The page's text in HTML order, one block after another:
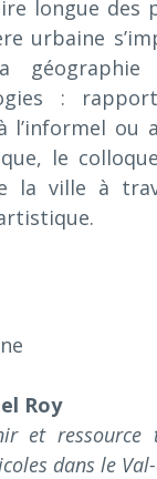
longue des
urbaine
géographie
:
ou
le
la ville à
Roy
et
dans le